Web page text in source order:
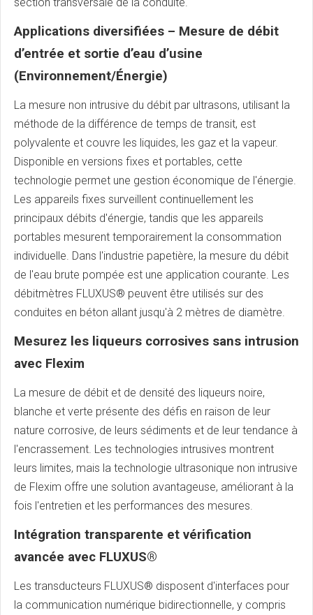
Applications diversifiées – Mesure de débit
d’entrée et sortie d’eau d’usine
(Environnement/Énergie)
La mesure non intrusive du débit par ultrasons, utilisant la
méthode de la différence de temps de transit, est
polyvalente et couvre les liquides, les gaz et la vapeur.
Disponible en versions fixes et portables, cette
technologie permet une gestion économique de l'énergie.
Les appareils fixes surveillent continuellement les
principaux débits d'énergie, tandis que les appareils
portables mesurent temporairement la consommation
individuelle. Dans l'industrie papetière, la mesure du débit
de l'eau brute pompée est une application courante. Les
débitmètres FLUXUS® peuvent être utilisés sur des
conduites en béton allant jusqu'à 2 mètres de diamètre.
Mesurez les liqueurs corrosives sans intrusion
avec Flexim
La mesure de débit et de densité des liqueurs noire,
blanche et verte présente des défis en raison de leur
nature corrosive, de leurs sédiments et de leur tendance à
l'encrassement. Les technologies intrusives montrent
leurs limites, mais la technologie ultrasonique non intrusive
de Flexim offre une solution avantageuse, améliorant à la
fois l'entretien et les performances des mesures.
Intégration transparente et vérification
avancée avec FLUXUS®
Les transducteurs FLUXUS® disposent d'interfaces pour
la communication numérique bidirectionnelle, y compris